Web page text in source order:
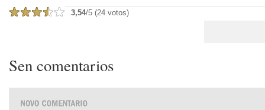
3,54/5 (24 votos)
Sen comentarios